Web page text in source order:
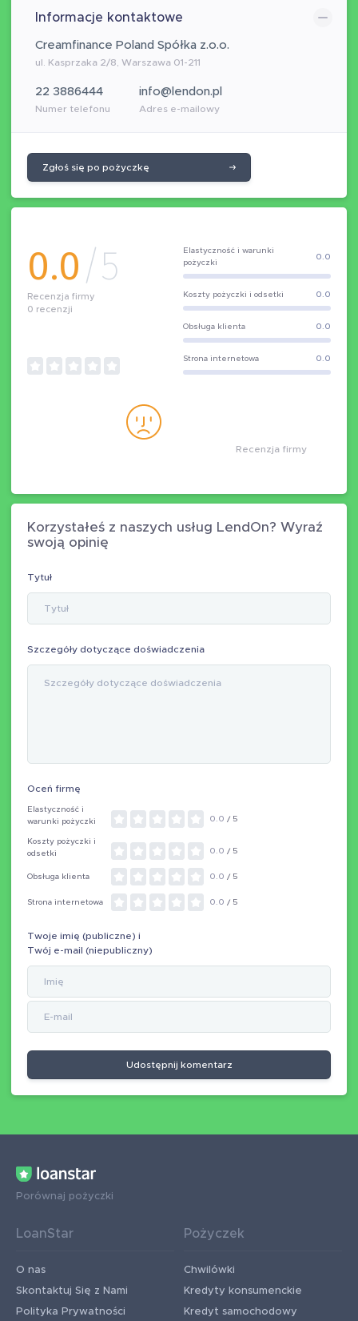
Informacje kontaktowe
Creamfinance Poland Spółka z.o.o.
ul. Kasprzaka 2/8, Warszawa 01-211
22 3886444
Numer telefonu
info@lendon.pl
Adres e-mailowy
Zgłoś się po pożyczkę
0.0/5
Recenzja firmy
0 recenzji
Elastyczność i warunki
pożyczki
0.0
Koszty pożyczki i odsetki 0.0
Obsługa klienta 0.0
Strona internetowa 0.0
Recenzja firmy
Korzystałeś z naszych usług LendOn? Wyraź
swoją opinię
Tytuł
Szczegóły dotyczące doświadczenia
Oceń firmę
Elastyczność i
warunki pożyczki
0.0 / 5
Koszty pożyczki i
odsetki
0.0 / 5
Obsługa klienta 0.0 / 5
Strona internetowa 0.0 / 5
Twoje imię (publiczne) i
Twój e-mail (niepubliczny)
Udostępnij komentarz
Porównaj pożyczki
LoanStar
O nas
Skontaktuj Się z Nami
Polityka Prywatności
Pożyczek
Chwilówki
Kredyty konsumenckie
Kredyt samochodowy